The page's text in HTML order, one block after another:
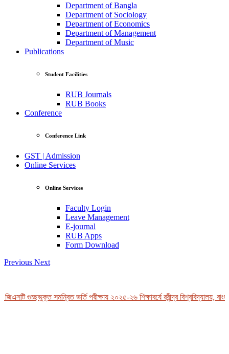
Department of Bangla
Department of Sociology
Department of Economics
Department of Management
Department of Music
Publications
Student Facilities
RUB Journals
RUB Books
Conference
Conference Link
GST | Admission
Online Services
Online Services
Faculty Login
Leave Management
E-journal
RUB Apps
Form Download
Previous Next
গুচ্ছভুক্ত সমন্বিত ভর্তি পরীক্ষায় ২০২৫-২৬ শিক্ষাবর্ষে রবীন্দ্র বিশ্ববিদ্যালয়,